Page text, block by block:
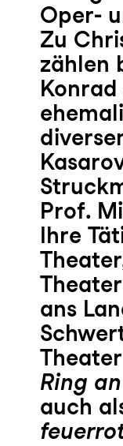
Oper-
Zu
zählen
Prof.
Ihre
ans
Ring
auch